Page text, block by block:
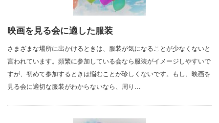
映画を見る会に適した服装
さまざまな場所に出かけるときは、服装が気になることが少なくないと
言われています。頻繁に参加している会なら服装がイメージしやすいで
すが、初めて参加するときは悩むことが珍しくないです。もし、映画を
見る会に適切な服装がわからないなら、周り…